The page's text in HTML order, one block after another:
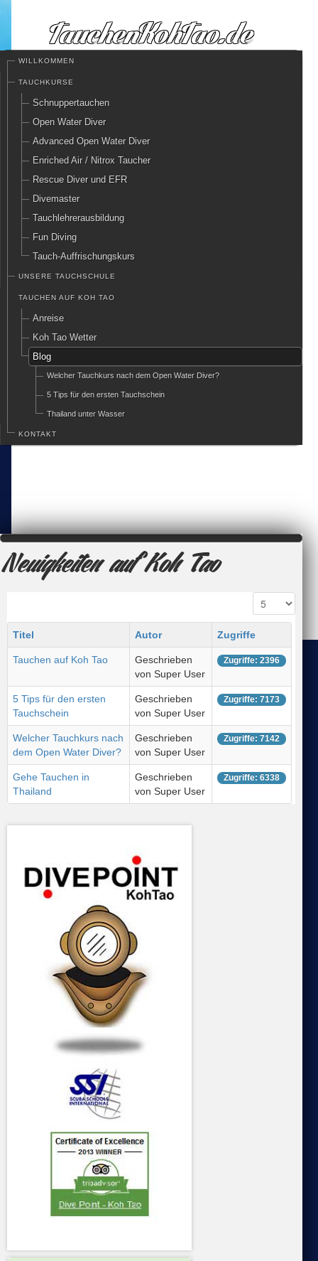
WILLKOMMEN
TAUCHKURSE
Schnuppertauchen
Open Water Diver
Advanced Open Water Diver
Enriched Air / Nitrox Taucher
Rescue Diver und EFR
Divemaster
Tauchlehrerausbildung
Fun Diving
Tauch-Auffrischungskurs
UNSERE TAUCHSCHULE
TAUCHEN AUF KOH TAO
Anreise
Koh Tao Wetter
Blog
Welcher Tauchkurs nach dem Open Water Diver?
5 Tips für den ersten Tauchschein
Thailand unter Wasser
KONTAKT
Neuigkeiten auf Koh Tao
Titel Autor Zugriffe
Tauchen auf Koh Tao
Geschrieben
von Super User
Zugriffe: 2396
5 Tips für den ersten
Tauchschein
Geschrieben
von Super User
Zugriffe: 7173
Welcher Tauchkurs nach
dem Open Water Diver?
Geschrieben
von Super User
Zugriffe: 7142
Gehe Tauchen in
Thailand
Geschrieben
von Super User
Zugriffe: 6338